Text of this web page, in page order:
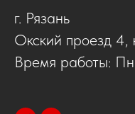
г. Рязань
Окский проезд 4,
Время работы: